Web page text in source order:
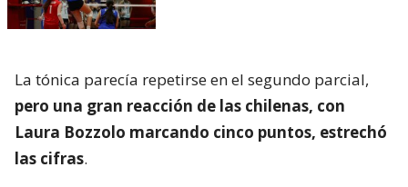
La tónica parecía repetirse en el segundo parcial,
pero una gran reacción de las chilenas, con
Laura Bozzolo marcando cinco puntos, estrechó
las cifras.